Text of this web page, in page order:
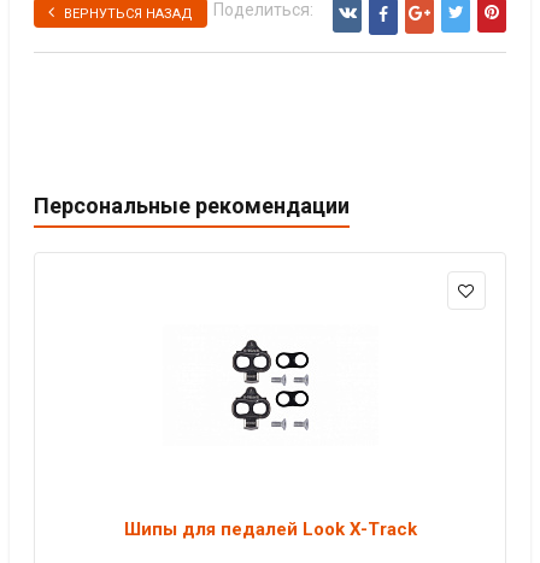
ВЕРНУТЬСЯ НАЗАД Поделиться:
Персональные рекомендации
Шипы для педалей Look X-Track